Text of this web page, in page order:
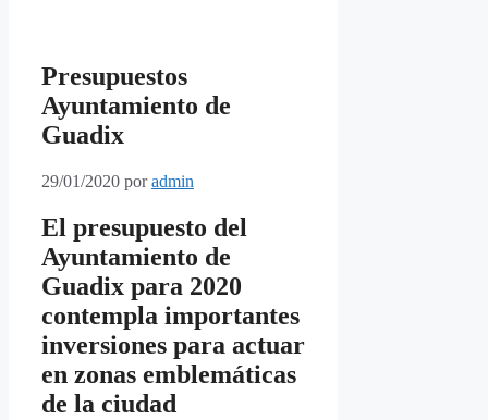
Presupuestos
Ayuntamiento de
Guadix
29/01/2020 poradmin
El presupuesto del
Ayuntamiento de
Guadix para 2020
contempla importantes
inversiones para actuar
en zonas emblemáticas
de la ciudad